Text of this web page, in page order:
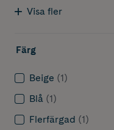
Visa fler
Färg
Beige (1)
Blå (1)
Flerfärgad (1)